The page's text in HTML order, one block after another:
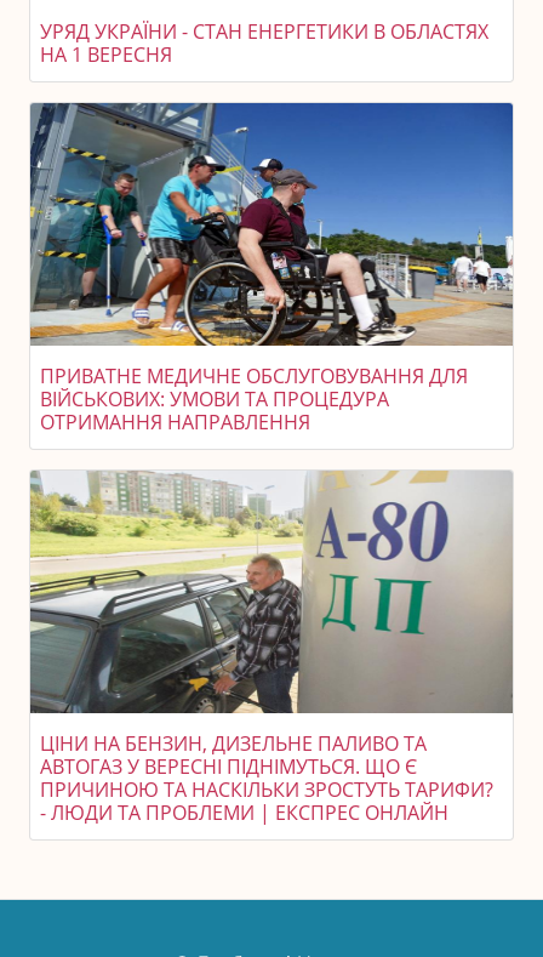
УРЯД УКРАЇНИ - СТАН ЕНЕРГЕТИКИ В ОБЛАСТЯХ
НА 1 ВЕРЕСНЯ
ПРИВАТНЕ МЕДИЧНЕ ОБСЛУГОВУВАННЯ ДЛЯ
ВІЙСЬКОВИХ: УМОВИ ТА ПРОЦЕДУРА
ОТРИМАННЯ НАПРАВЛЕННЯ
ЦІНИ НА БЕНЗИН, ДИЗЕЛЬНЕ ПАЛИВО ТА
АВТОГАЗ У ВЕРЕСНІ ПІДНІМУТЬСЯ. ЩО Є
ПРИЧИНОЮ ТА НАСКІЛЬКИ ЗРОСТУТЬ ТАРИФИ?
- ЛЮДИ ТА ПРОБЛЕМИ | ЕКСПРЕС ОНЛАЙН